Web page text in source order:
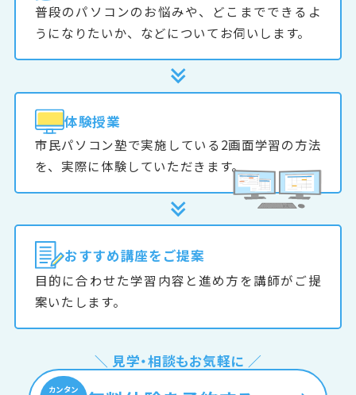
普段のパソコンのお悩みや、どこまでできるよ
うになりたいか、などについてお伺いします。
体験授業
市民パソコン塾で実施している2画面学習の方法
を、実際に体験していただきます。
おすすめ講座をご提案
目的に合わせた学習内容と進め方を講師がご提
案いたします。
＼ 見学・相談もお気軽に ／
カンタン